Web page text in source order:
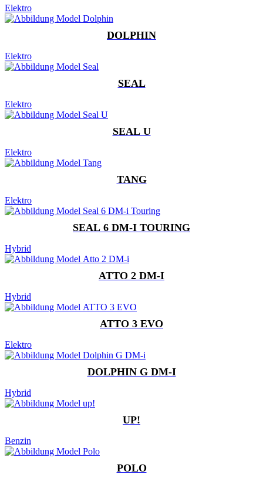
Elektro
DOLPHIN
Elektro
SEAL
Elektro
SEAL U
Elektro
TANG
Elektro
SEAL 6 DM-I TOURING
Hybrid
ATTO 2 DM-I
Hybrid
ATTO 3 EVO
Elektro
DOLPHIN G DM-I
Hybrid
UP!
Benzin
POLO